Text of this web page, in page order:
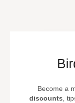
Become a
discounts,